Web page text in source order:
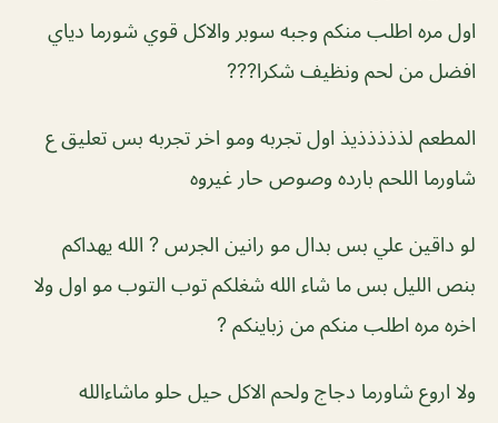
اول مره اطلب منكم وجبه سوبر والاكل قوي شورما دياي
افضل من لحم ونظيف شكرا???
المطعم لذذذذذيذ اول تجربه ومو اخر تجربه بس تعليق ع
شاورما اللحم بارده وصوص حار غيروه
لو داقين علي بس بدال مو رانين الجرس ? الله يهداكم
بنص الليل بس ما شاء الله شغلكم توب التوب مو اول ولا
اخره مره اطلب منكم من زباينكم ?
ولا اروع شاورما دجاج ولحم الاكل حيل حلو ماشاءالله